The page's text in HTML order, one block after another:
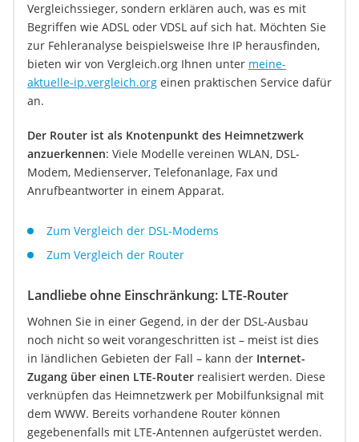
Vergleichssieger, sondern erklären auch, was es mit
Begriffen wie ADSL oder VDSL auf sich hat. Möchten Sie
zur Fehleranalyse beispielsweise Ihre IP herausfinden,
bieten wir von Vergleich.org Ihnen unter meine-
aktuelle-ip.vergleich.org einen praktischen Service dafür
an.
Der Router ist als Knotenpunkt des Heimnetzwerk
anzuerkennen: Viele Modelle vereinen WLAN, DSL-
Modem, Medienserver, Telefonanlage, Fax und
Anrufbeantworter in einem Apparat.
Zum Vergleich der DSL-Modems
Zum Vergleich der Router
Landliebe ohne Einschränkung: LTE-Router
Wohnen Sie in einer Gegend, in der der DSL-Ausbau
noch nicht so weit vorangeschritten ist – meist ist dies
in ländlichen Gebieten der Fall – kann der Internet-
Zugang über einen LTE-Router realisiert werden. Diese
verknüpfen das Heimnetzwerk per Mobilfunksignal mit
dem WWW. Bereits vorhandene Router können
gegebenenfalls mit LTE-Antennen aufgerüstet werden.